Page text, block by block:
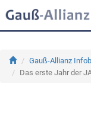
Gauß-Allianz
Das erste Jahr der